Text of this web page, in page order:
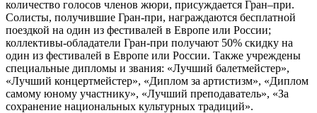
количество голосов членов жюри, присуждается Гран–при.
Солисты, получившие Гран-при, награждаются бесплатной
поездкой на один из фестивалей в Европе или России;
коллективы-обладатели Гран-при получают 50% скидку на
один из фестивалей в Европе или России. Также учреждены
специальные дипломы и звания: «Лучший балетмейстер»,
«Лучший концертмейстер», «Диплом за артистизм», «Диплом
самому юному участнику», «Лучший преподаватель», «За
сохранение национальных культурных традиций».